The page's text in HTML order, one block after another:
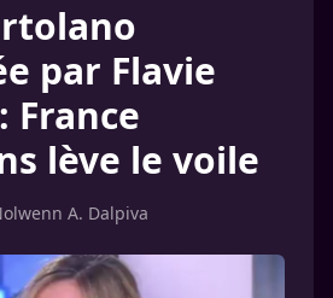
par Flavie
France
lève le voile
A. Dalpiva